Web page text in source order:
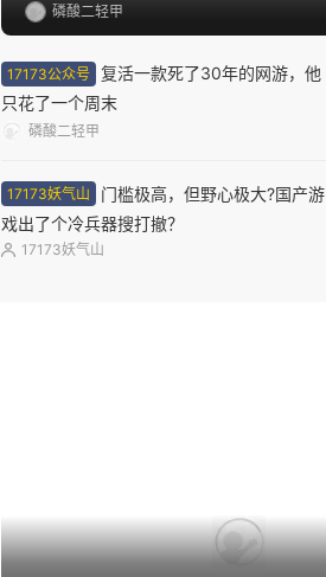
磷酸二轻甲
17173公众号
复活一款死了30年的网游，他
只花了一个周末
磷酸二轻甲
17173妖气山
门槛极高，但野心极大?国产游
戏出了个冷兵器搜打撤？
17173妖气山